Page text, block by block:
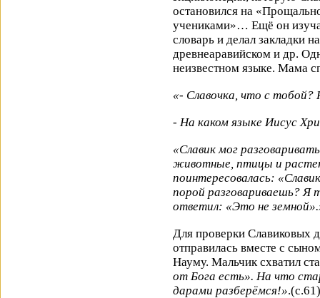
остановился на
учениками»… Ещё он
словарь и делал закладки
древнеаравийском и др.
неизвестном языке. Мама
«- Славочка, что с
- На каком языке Иисус
«Славик мог
животные, птицы и
поинтересовалась:
порой разговариваешь? Я
ответил: «Это не
Для проверки Славиковых
отправилась вместе с
Науму. Мальчик схватил
от Бога есть». На что
дарами разберёмся!».(с.61)